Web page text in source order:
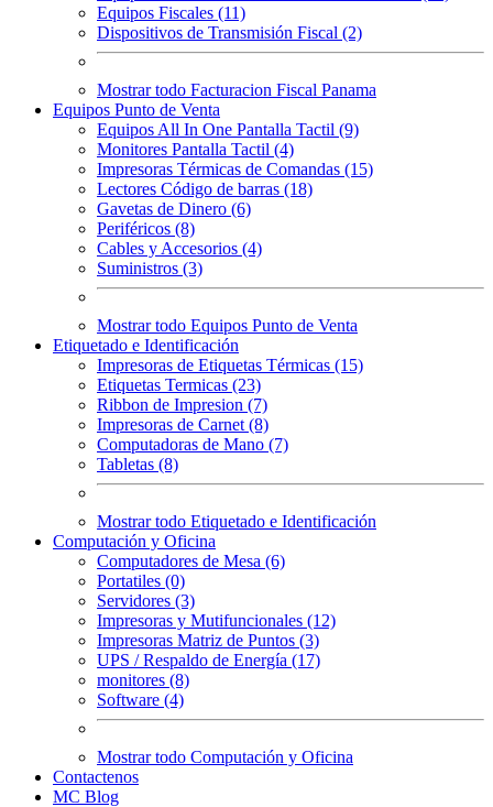
Equipos Fiscales (11)
Dispositivos de Transmisión Fiscal (2)
Mostrar todo Facturacion Fiscal Panama
Equipos Punto de Venta
Equipos All In One Pantalla Tactil (9)
Monitores Pantalla Tactil (4)
Impresoras Térmicas de Comandas (15)
Lectores Código de barras (18)
Gavetas de Dinero (6)
Periféricos (8)
Cables y Accesorios (4)
Suministros (3)
Mostrar todo Equipos Punto de Venta
Etiquetado e Identificación
Impresoras de Etiquetas Térmicas (15)
Etiquetas Termicas (23)
Ribbon de Impresion (7)
Impresoras de Carnet (8)
Computadoras de Mano (7)
Tabletas (8)
Mostrar todo Etiquetado e Identificación
Computación y Oficina
Computadores de Mesa (6)
Portatiles (0)
Servidores (3)
Impresoras y Mutifuncionales (12)
Impresoras Matriz de Puntos (3)
UPS / Respaldo de Energía (17)
monitores (8)
Software (4)
Mostrar todo Computación y Oficina
Contactenos
MC Blog